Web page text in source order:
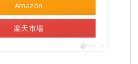
Amazon
楽天市場
ポチップ